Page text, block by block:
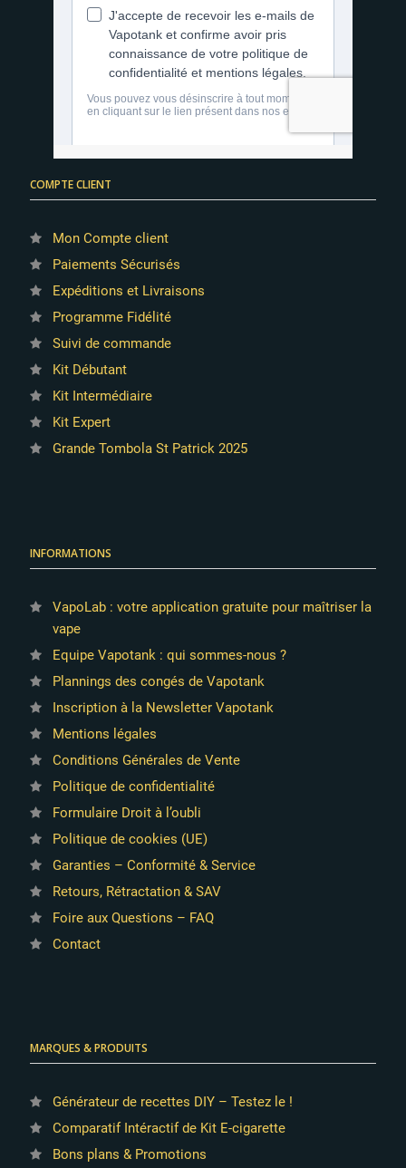
COMPTE CLIENT
Mon Compte client
Paiements Sécurisés
Expéditions et Livraisons
Programme Fidélité
Suivi de commande
Kit Débutant
Kit Intermédiaire
Kit Expert
Grande Tombola St Patrick 2025
INFORMATIONS
VapoLab : votre application gratuite pour maîtriser la
vape
Equipe Vapotank : qui sommes-nous ?
Plannings des congés de Vapotank
Inscription à la Newsletter Vapotank
Mentions légales
Conditions Générales de Vente
Politique de confidentialité
Formulaire Droit à l’oubli
Politique de cookies (UE)
Garanties – Conformité & Service
Retours, Rétractation & SAV
Foire aux Questions – FAQ
Contact
MARQUES & PRODUITS
Générateur de recettes DIY – Testez le !
Comparatif Intéractif de Kit E-cigarette
Bons plans & Promotions